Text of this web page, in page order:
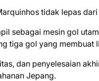
tidak lepas
sebagai mesin gol
tiga gol yang membuat
dan penyelesaian
Jepang.